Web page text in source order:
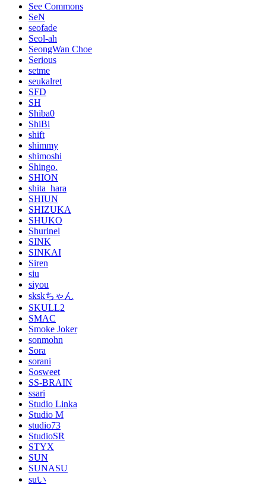
See Commons
SeN
seofade
Seol-ah
SeongWan Choe
Serious
setme
seukalret
SFD
SH
Shiba0
ShiBi
shift
shimmy
shimoshi
Shingo.
SHION
shita_hara
SHIUN
SHIZUKA
SHUKO
Shurinel
SINK
SINKAI
Siren
siu
siyou
skskちゃん
SKULL2
SMAC
Smoke Joker
sonmohn
Sora
sorani
Sosweet
SS-BRAIN
ssari
Studio Linka
Studio M
studio73
StudioSR
STYX
SUN
SUNASU
suい